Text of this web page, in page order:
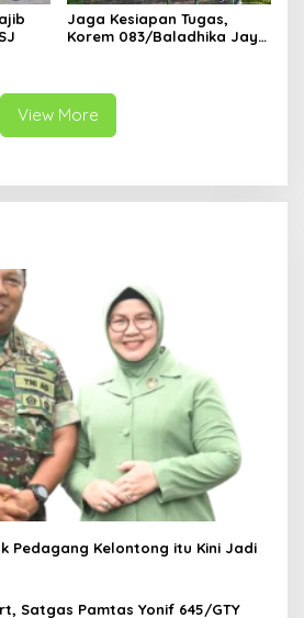
Jaga Kesiapan Tugas,
Korem 083/Baladhika Jaya
View More
Pedagang Kelontong itu Kini Jadi
Satgas Pamtas Yonif 645/GTY